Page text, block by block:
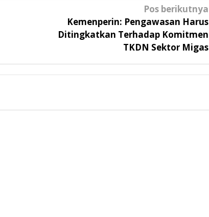
Pos berikutnya
Kemenperin: Pengawasan Harus
Ditingkatkan Terhadap Komitmen
TKDN Sektor Migas